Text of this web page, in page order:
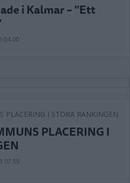
i Kalmar – ”Ett
04.00
PLACERING I
07.55